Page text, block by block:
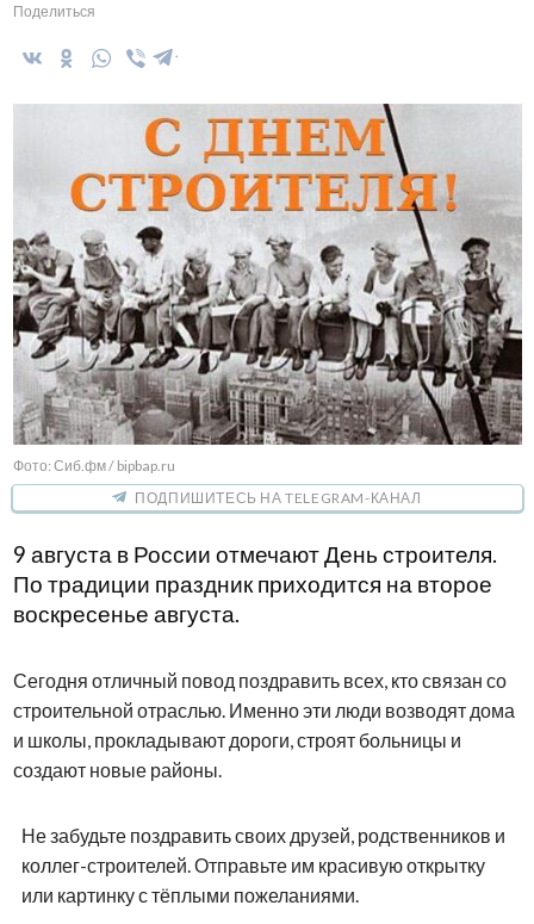
Поделиться
Фото: Сиб.фм / bipbap.ru
ПОДПИШИТЕСЬ НА TELEGRAM-КАНАЛ
9 августа в России отмечают День строителя.
По традиции праздник приходится на второе
воскресенье августа.
Сегодня отличный повод поздравить всех, кто связан со
строительной отраслью. Именно эти люди возводят дома
и школы, прокладывают дороги, строят больницы и
создают новые районы.
Не забудьте поздравить своих друзей, родственников и
коллег-строителей. Отправьте им красивую открытку
или картинку с тёплыми пожеланиями.